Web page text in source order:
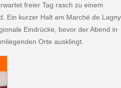
freier Tag rasch zu einem
Ein kurzer Halt am Marché de Lagny
Eindrücke, bevor der Abend in
Orte ausklingt.